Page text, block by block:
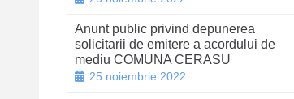
Anunt public privind depunerea
solicitarii de emitere a acordului de
mediu COMUNA CERASU
25 noiembrie 2022